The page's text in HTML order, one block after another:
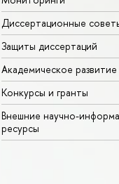
Диссертационные
Защиты диссертаций
Академическое развитие
Конкурсы и гранты
Внешние научно-
ресурсы